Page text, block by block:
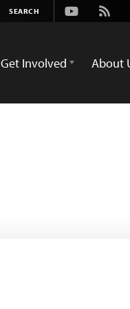
Youtube
Rss
Get Involved About